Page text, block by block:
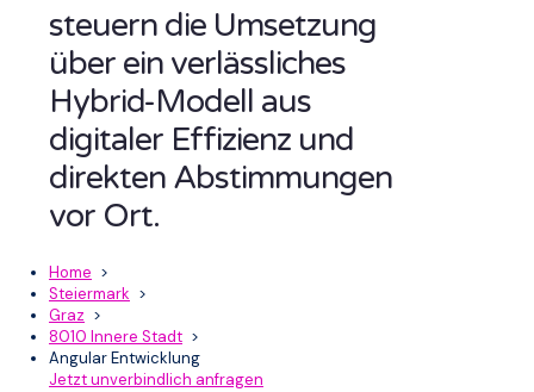
steuern die Umsetzung
über ein verlässliches
Hybrid-Modell aus
digitaler Effizienz und
direkten Abstimmungen
vor Ort.
Home >
Steiermark >
Graz >
8010 Innere Stadt >
Angular Entwicklung
Jetzt unverbindlich anfragen